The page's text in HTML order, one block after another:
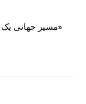
«مسیر جهانی یک